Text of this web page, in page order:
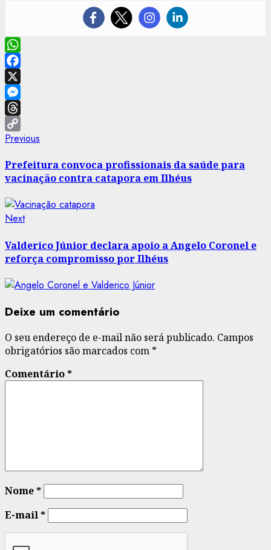
WhatsApp
Facebook
X
Messenger
Threads
Copy
Post
navigation
Previous
Prefeitura convoca profissionais da saúde para
vacinação contra catapora em Ilhéus
NextNext
Valderico Júnior declara apoio a Angelo Coronel e
reforça compromisso por Ilhéus
Deixe um comentário
O seu endereço de e-mail não será publicado. Campos
obrigatórios são marcados com *
Comentário*
Nome*
E-mail*